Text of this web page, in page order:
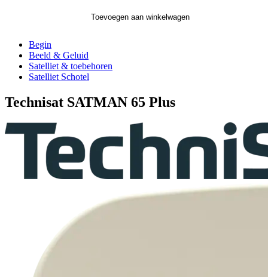
Toevoegen aan winkelwagen
Begin
Beeld & Geluid
Satelliet & toebehoren
Satelliet Schotel
Technisat SATMAN 65 Plus